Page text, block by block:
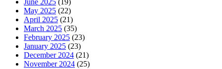
May 2025 (22)
April 2025 (21)
March 2025 (35)
February 2025 (23)
January 2025 (23)
December 2024 (21)
November 2024 (25)